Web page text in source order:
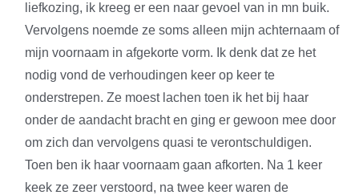
liefkozing, ik kreeg er een naar gevoel van in mn buik.
Vervolgens noemde ze soms alleen mijn achternaam of
mijn voornaam in afgekorte vorm. Ik denk dat ze het
nodig vond de verhoudingen keer op keer te
onderstrepen. Ze moest lachen toen ik het bij haar
onder de aandacht bracht en ging er gewoon mee door
om zich dan vervolgens quasi te verontschuldigen.
Toen ben ik haar voornaam gaan afkorten. Na 1 keer
keek ze zeer verstoord, na twee keer waren de